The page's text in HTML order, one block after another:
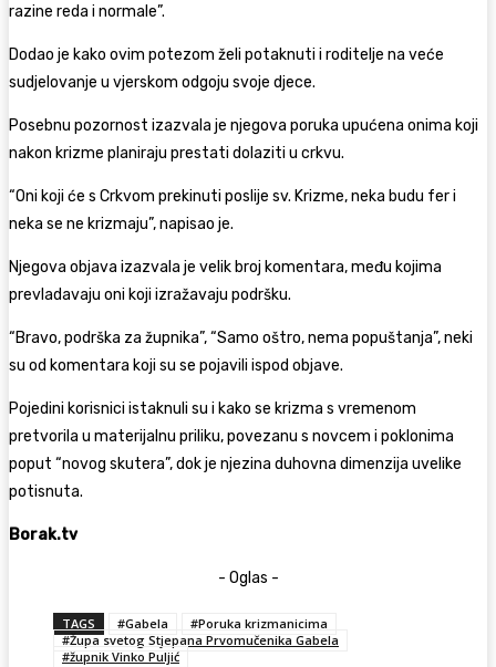
razine reda i normale”.
Dodao je kako ovim potezom želi potaknuti i roditelje na veće
sudjelovanje u vjerskom odgoju svoje djece.
Posebnu pozornost izazvala je njegova poruka upućena onima koji
nakon krizme planiraju prestati dolaziti u crkvu.
“Oni koji će s Crkvom prekinuti poslije sv. Krizme, neka budu fer i
neka se ne krizmaju”, napisao je.
Njegova objava izazvala je velik broj komentara, među kojima
prevladavaju oni koji izražavaju podršku.
“Bravo, podrška za župnika”, “Samo oštro, nema popuštanja”, neki
su od komentara koji su se pojavili ispod objave.
Pojedini korisnici istaknuli su i kako se krizma s vremenom
pretvorila u materijalnu priliku, povezanu s novcem i poklonima
poput “novog skutera”, dok je njezina duhovna dimenzija uvelike
potisnuta.
Borak.tv
- Oglas -
TAGS #Gabela
#Poruka krizmanicima
#Župa svetog Stjepana Prvomučenika Gabela
#župnik Vinko Puljić